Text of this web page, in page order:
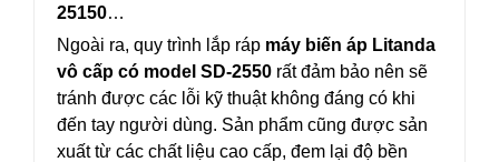
25150…
Ngoài ra, quy trình lắp ráp máy biến áp Litanda
vô cấp có model SD-2550 rất đảm bảo nên sẽ
tránh được các lỗi kỹ thuật không đáng có khi
đến tay người dùng. Sản phẩm cũng được sản
xuất từ các chất liệu cao cấp, đem lại độ bền